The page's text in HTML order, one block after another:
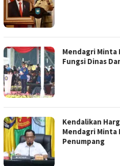
Mendagri Minta
Fungsi Dinas
Kendalikan
Mendagri Minta
Penumpang